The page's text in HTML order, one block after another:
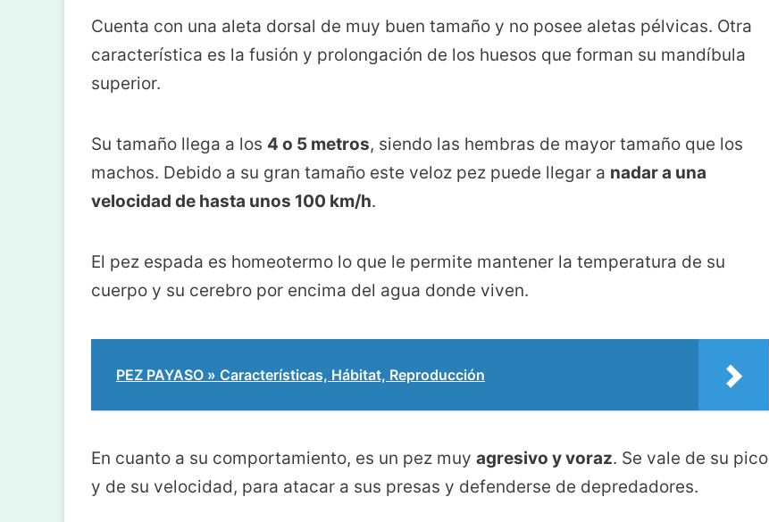
Cuenta con una aleta dorsal de muy buen tamaño y no posee aletas pélvicas. Otra
característica es la fusión y prolongación de los huesos que forman su mandíbula
superior.
Su tamaño llega a los 4 o 5 metros, siendo las hembras de mayor tamaño que los
machos. Debido a su gran tamaño este veloz pez puede llegar a nadar a una
velocidad de hasta unos 100 km/h.
El pez espada es homeotermo lo que le permite mantener la temperatura de su
cuerpo y su cerebro por encima del agua donde viven.
PEZ PAYASO » Características, Hábitat, Reproducción
En cuanto a su comportamiento, es un pez muy agresivo y voraz. Se vale de su pico
y de su velocidad, para atacar a sus presas y defenderse de depredadores.